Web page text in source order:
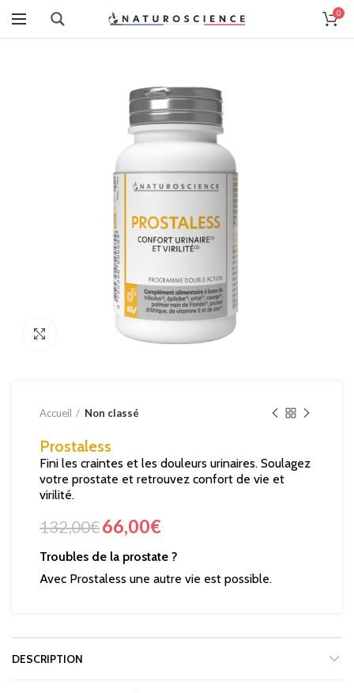
0
Cliquez pour agrandir
Accueil Non classé
Prostaless
Fini les craintes et les douleurs urinaires. Soulagez
votre prostate et retrouvez confort de vie et
virilité.
132,00€66,00€
Troubles de la prostate ?
Avec Prostaless une autre vie est possible.
DESCRIPTION